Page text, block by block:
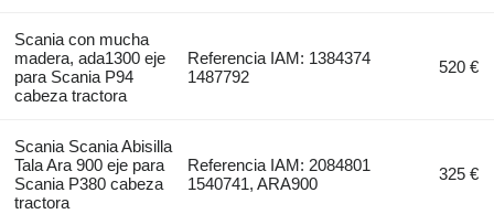
Scania con mucha
madera, ada1300 eje
para Scania P94
cabeza tractora
Referencia IAM: 1384374
1487792
520 €
Scania Scania Abisilla
Tala Ara 900 eje para
Scania P380 cabeza
tractora
Referencia IAM: 2084801
1540741, ARA900
325 €